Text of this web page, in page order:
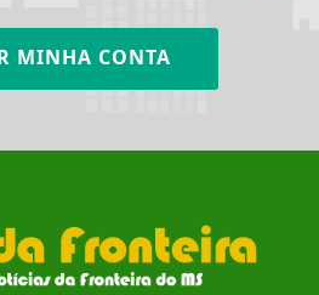
MINHA CONTA